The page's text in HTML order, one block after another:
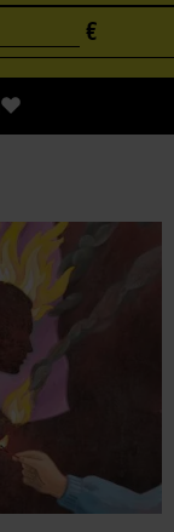
€